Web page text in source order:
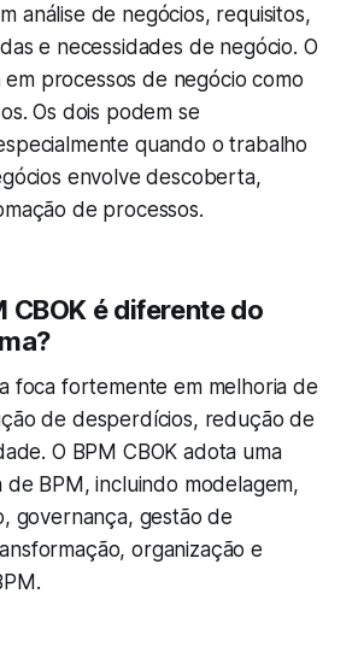
análise de negócios, requisitos,
e necessidades de negócio. O
em processos de negócio como
Os dois podem se
quando o trabalho
envolve descoberta,
de processos.
CBOK é diferente do
foca fortemente em melhoria de
de desperdícios, redução de
O BPM CBOK adota uma
de BPM, incluindo modelagem,
governança, gestão de
organização e